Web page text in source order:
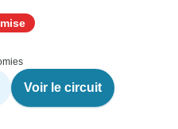
Voir le circuit